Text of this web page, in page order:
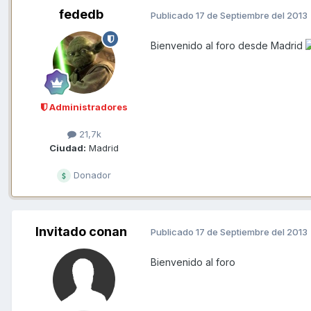
fededb
Administradores
21,7k
Ciudad: Madrid
Donador
Publicado 17 de Septiembre del 2013
Bienvenido al foro desde Madrid
Invitado conan Publicado 17 de Septiembre del 2013
Bienvenido al foro